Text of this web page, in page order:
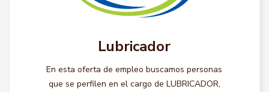
Lubricador
En esta oferta de empleo buscamos personas
que se perfilen en el cargo de LUBRICADOR,